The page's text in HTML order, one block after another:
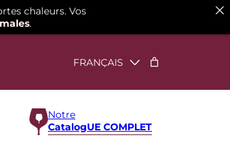
Notre
CatalogUE COMPLET
chaleurs. Vos
.